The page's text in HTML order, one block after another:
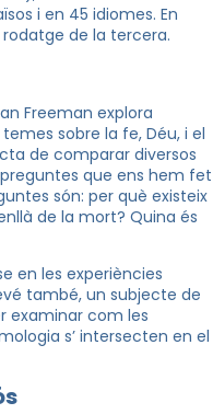
i en 45 idiomes. En
de la tercera.
Freeman explora
sobre la fe, Déu, i el
de comparar diversos
que ens hem fet
són: per què existeix
de la mort? Quina és
en les experiències
també, un subjecte de
examinar com les
s’ intersecten en el